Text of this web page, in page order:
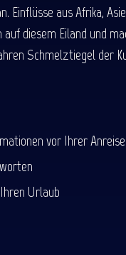
Einflüsse aus Afrika,
auf diesem Eiland und
Schmelztiegel der
vor Ihrer Anreise
Urlaub